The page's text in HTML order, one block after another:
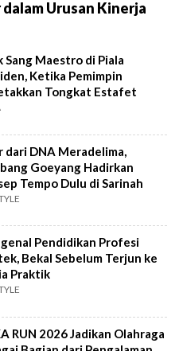
Urusan Kinerja
Sang Maestro di Piala
Ketika Pemimpin
Tongkat Estafet
dari DNA Meradelima,
Goeyang Hadirkan
Tempo Dulu di Sarinah
Pendidikan Profesi
Bekal Sebelum Terjun ke
Praktik
RUN 2026 Jadikan Olahraga